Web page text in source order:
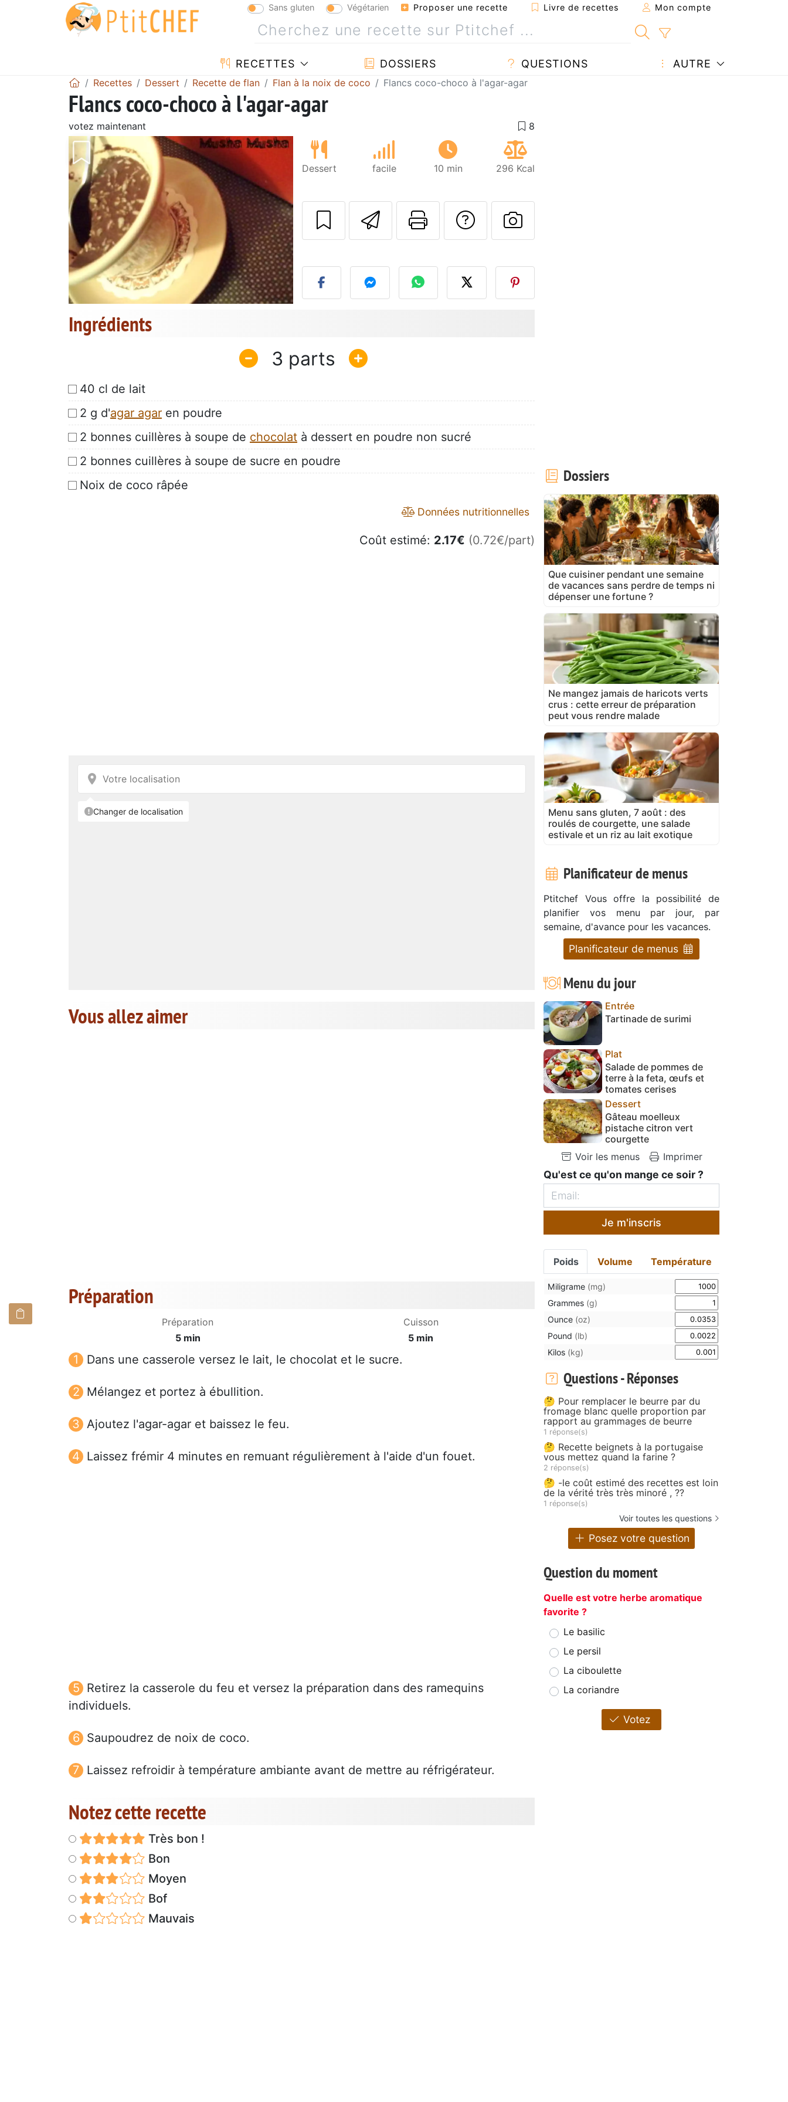
Sans gluten Végétarien Proposer une recette Livre de recettes Mon compte
RECETTES DOSSIERS QUESTIONS AUTRE
Recettes Dessert Recette de flan Flan à la noix de coco Flancs coco-choco à l'agar-agar
Flancs coco-choco à l'agar-agar
votez maintenant
Dessert facile 10 min 296 Kcal
Envoyer cette recette à un ami
Imprimer cette page
Poser une question à l'auteur
Publier votre photo de cette
Ingrédients
3
40 cl de lait
2 g d'agar agar en poudre
2 bonnes cuillères à soupe de chocolat à dessert en poudre non sucré
2 bonnes cuillères à soupe de sucre en poudre
Noix de coco râpée
Données nutritionnelles
Coût estimé: 2.17€ (0.72€/part)
Vous allez aimer
Préparation
Préparation
5 min
Cuisson
5 min
Dans une casserole versez le lait, le chocolat et le sucre.
Mélangez et portez à ébullition.
Ajoutez l'agar-agar et baissez le feu.
Laissez frémir 4 minutes en remuant régulièrement à l'aide d'un fouet.
Retirez la casserole du feu et versez la préparation dans des ramequins
individuels.
Saupoudrez de noix de coco.
Laissez refroidir à température ambiante avant de mettre au réfrigérateur.
Notez cette recette
Très bon !
Bon
Moyen
Bof
Mauvais
Dossiers
Que cuisiner pendant une semaine
de vacances sans perdre de temps ni
dépenser une fortune ?
Ne mangez jamais de haricots verts
crus : cette erreur de préparation
peut vous rendre malade
Menu sans gluten, 7 août : des
roulés de courgette, une salade
estivale et un riz au lait exotique
Planificateur de menus
Ptitchef Vous offre la possibilité de
planifier vos menu par jour, par
semaine, d'avance pour les vacances.
Planificateur de menus
Menu du jour
Entrée
Tartinade de surimi
Plat
Salade de pommes de
terre à la feta, œufs et
tomates cerises
Dessert
Gâteau moelleux
pistache citron vert
courgette
Voir les menus
Imprimer
Qu'est ce qu'on mange ce soir ?
Je m'inscris
Poids Volume Température
Miligrame (mg)
Grammes (g)
Ounce (oz)
Pound (lb)
Kilos (kg)
Questions - Réponses
🤔 Pour remplacer le beurre par du
fromage blanc quelle proportion par
rapport au grammages de beurre
1 réponse(s)
🤔 Recette beignets à la portugaise
vous mettez quand la farine ?
2 réponse(s)
🤔 -le coût estimé des recettes est loin
de la vérité très très minoré , ??
1 réponse(s)
Voir toutes les questions
Posez votre question
Question du moment
Quelle est votre herbe aromatique
favorite ?
Le basilic
Le persil
La ciboulette
La coriandre
Votez